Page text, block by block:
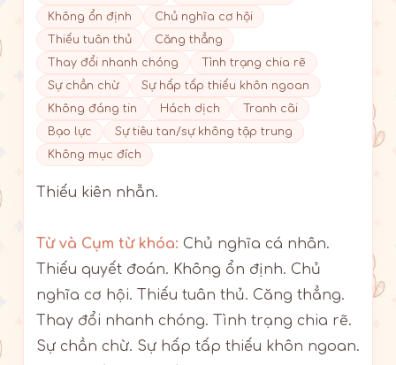
Không ổn định
Chủ nghĩa cơ hội
Thiếu tuân thủ
Căng thẳng
Thay đổi nhanh chóng
Tình trạng chia rẽ
Sự chần chừ
Sự hấp tấp thiếu khôn ngoan
Không đáng tin
Hách dịch
Tranh cãi
Bạo lực
Sự tiêu tan/sự không tập trung
Không mục đích
Thiếu kiên nhẫn.
Từ và Cụm từ khóa: Chủ nghĩa cá nhân.
Thiếu quyết đoán. Không ổn định. Chủ
nghĩa cơ hội. Thiếu tuân thủ. Căng thẳng.
Thay đổi nhanh chóng. Tình trạng chia rẽ.
Sự chần chừ. Sự hấp tấp thiếu khôn ngoan.